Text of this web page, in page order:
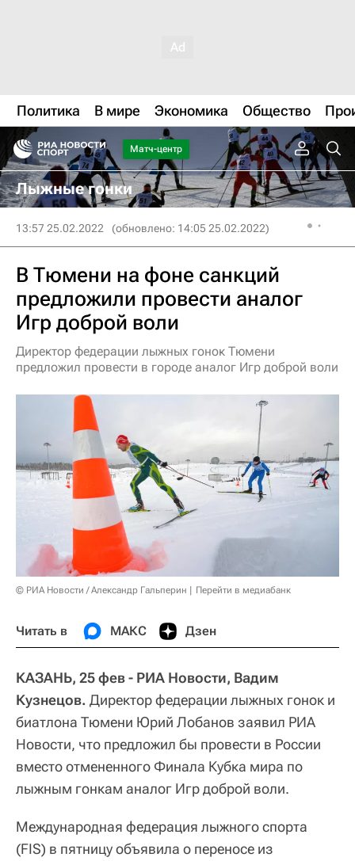
Политика В мире Экономика Общество
Матч-центр
Лыжные гонки
13:57 25.02.2022 (обновлено: 14:05 25.02.2022)
В Тюмени на фоне санкций
предложили провести аналог
Игр доброй воли
Директор федерации лыжных гонок Тюмени
предложил провести в городе аналог Игр доброй воли
© РИА Новости / Александр Гальперин Перейти в медиабанк
Читать в МАКС Дзен
КАЗАНЬ, 25 фев - РИА Новости, Вадим
Кузнецов. Директор федерации лыжных гонок и
биатлона Тюмени Юрий Лобанов заявил РИА
Новости, что предложил бы провести в России
вместо отмененного Финала Кубка мира по
лыжным гонкам аналог Игр доброй воли.
Международная федерация лыжного спорта
(FIS) в пятницу объявила о переносе из